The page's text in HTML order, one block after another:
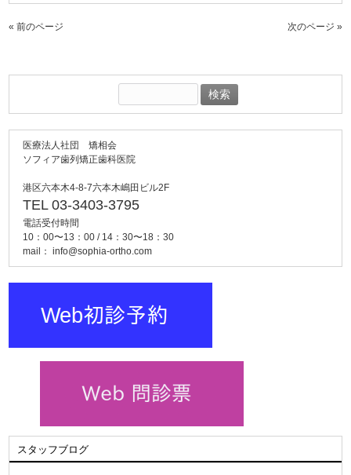
« 前のページ 次のページ »
索:
医療法人社団 矯相会
ソフィア歯列矯正歯科医院
港区六本木4-8-7六本木嶋田ビル2F
TEL 03-3403-3795
電話受付時間
10：00〜13：00 / 14：30〜18：30
mail：info@sophia-ortho.com
スタッフブログ